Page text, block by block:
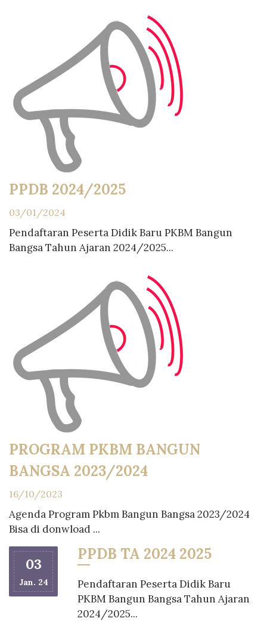
PPDB 2024/2025
03/01/2024
Pendaftaran Peserta Didik Baru PKBM Bangun
Bangsa Tahun Ajaran 2024/2025...
PROGRAM PKBM BANGUN
BANGSA 2023/2024
16/10/2023
Agenda Program Pkbm Bangun Bangsa 2023/2024
Bisa di donwload ...
03
Jan. 24
PPDB TA 2024 2025
Pendaftaran Peserta Didik Baru
PKBM Bangun Bangsa Tahun Ajaran
2024/2025...